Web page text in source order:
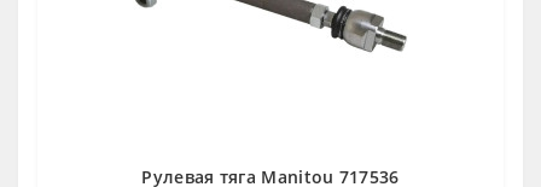
Рулевая тяга Manitou 717536